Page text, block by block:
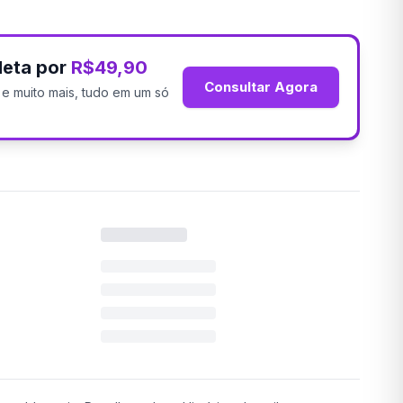
por R$49,90
muito mais, tudo em um só
Consultar Agora